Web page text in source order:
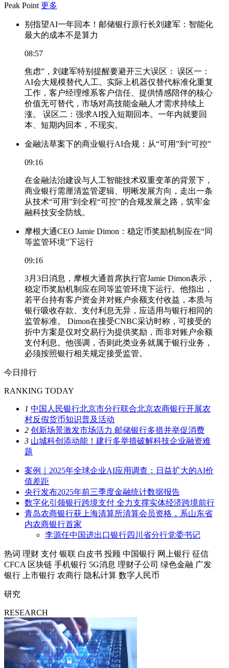
Peak Point 更多
别指望AI一年回本！邮储银行原行长刘建军：智能化
最大的成本不是算力
08:57
焦虑”，刘建军特别提醒要避开三大误区： 误区一：
AI会大规模替代人工。实际上机器仅替代标准化重复
工作，客户经理维系客户信任、提供情感陪伴的核心
价值无可替代，市场对高技能金融人才需求持续上
涨。 误区二：强求AI投入短期回本。一年内就要回
本、短期内回本，不现实。
金融法草案下的商业银行AI合规：从“可用”到“可控”
09:16
在金融法治建设与人工智能技术双重变革的背景下，
商业银行需厘清监管逻辑、明晰发展方向，走出一条
从技术“可用”到全程“可控”的合规发展之路，筑牢金
融科技安全防线。
摩根大通CEO Jamie Dimon：稳定币奖励机制应在“同
等监管环境”下运行
09:16
3月3日消息，摩根大通首席执行官Jamie Dimon表示，
稳定币奖励机制应在同等监管环境下运行。他指出，
若平台持有客户资金并对账户余额支付收益，本质与
银行吸收存款、支付利息无异，应适用与银行相同的
监管标准。 Dimon在接受CNBC采访时称，可接受的
折中方案是仅对交易行为提供奖励，而非对账户余额
支付利息。他强调，否则此类业务就属于银行业务，
必须按照银行相关规定接受监管。
今日排行
RANKING TODAY
1 中国人民银行北京市分行联合北京农商银行开展农
村反假货币知识普及活动
2 创新场景激发市场活力 邮储银行多措并举促消费
3 山城科创添动能！建行多举措破解科技企业融资难
题
案例｜2025年全球企业AI应用调查：日益扩大的AI价
值差距
央行发布2025年前三季度金融统计数据报告
数字化引领银行跨境支付 全力支撑实体经济跨境前行
青岛农商银行获上海清算所清算会员资格，系山东省
内农商银行首家
李源任中国进出口银行四川省分行党委书记
热词 理财 支付 银联 白皮书 投顾 中国银行 网上银行 征信
CFCA 区块链 手机银行 5G消息 理财子公司 绿色金融 广发
银行
上市银行 农商行 隐私计算 数字人民币
研究
RESEARCH